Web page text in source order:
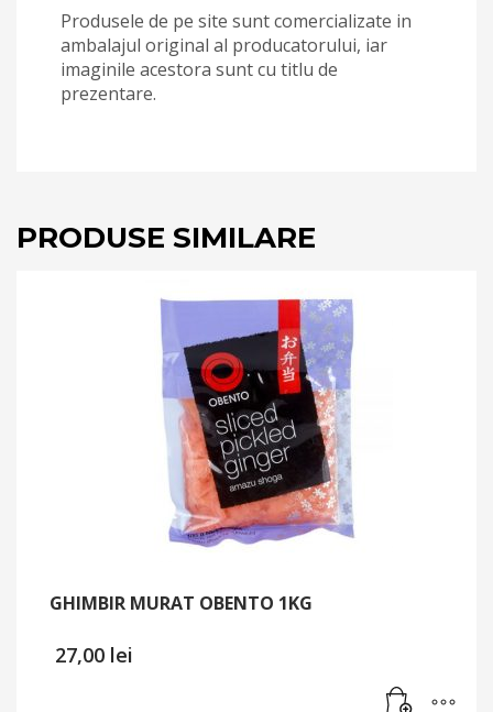
Produsele de pe site sunt comercializate in
ambalajul original al producatorului, iar
imaginile acestora sunt cu titlu de
prezentare.
PRODUSE SIMILARE
GHIMBIR MURAT OBENTO 1KG
27,00 lei